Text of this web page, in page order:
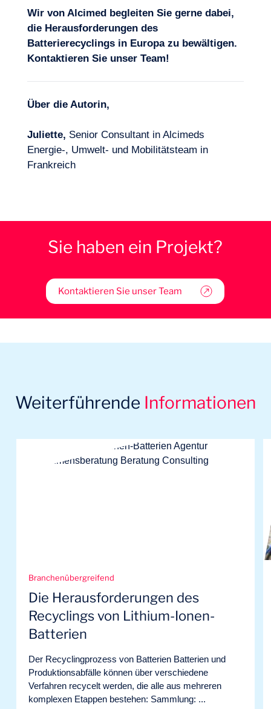
Wir von Alcimed begleiten Sie gerne dabei,
die Herausforderungen des
Batterierecyclings in Europa zu bewältigen.
Kontaktieren Sie unser Team!
Über die Autorin,
Juliette, Senior Consultant in Alcimeds
Energie-, Umwelt- und Mobilitätsteam in
Frankreich
Sie haben ein Projekt?
Kontaktieren Sie unser Team
Weiterführende Informationen
Branchenübergreifend
Die Herausforderungen des
Recyclings von Lithium-Ionen-
Batterien
Der Recyclingprozess von Batterien Batterien und
Produktionsabfälle können über verschiedene
Verfahren recycelt werden, die alle aus mehreren
komplexen Etappen bestehen: Sammlung: ...